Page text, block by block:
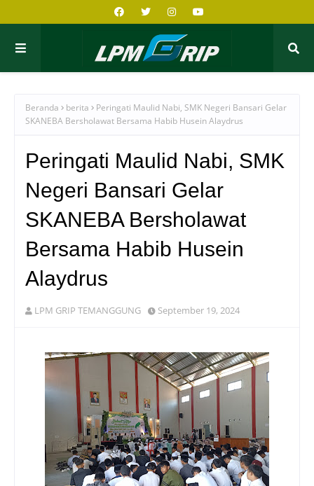
Beranda berita
Peringati Maulid Nabi, SMK Negeri Bansari Gelar
SKANEBA Bersholawat Bersama Habib Husein Alaydrus
Peringati Maulid Nabi, SMK
Negeri Bansari Gelar
SKANEBA Bersholawat
Bersama Habib Husein
Alaydrus
LPM GRIP TEMANGGUNG September 19, 2024